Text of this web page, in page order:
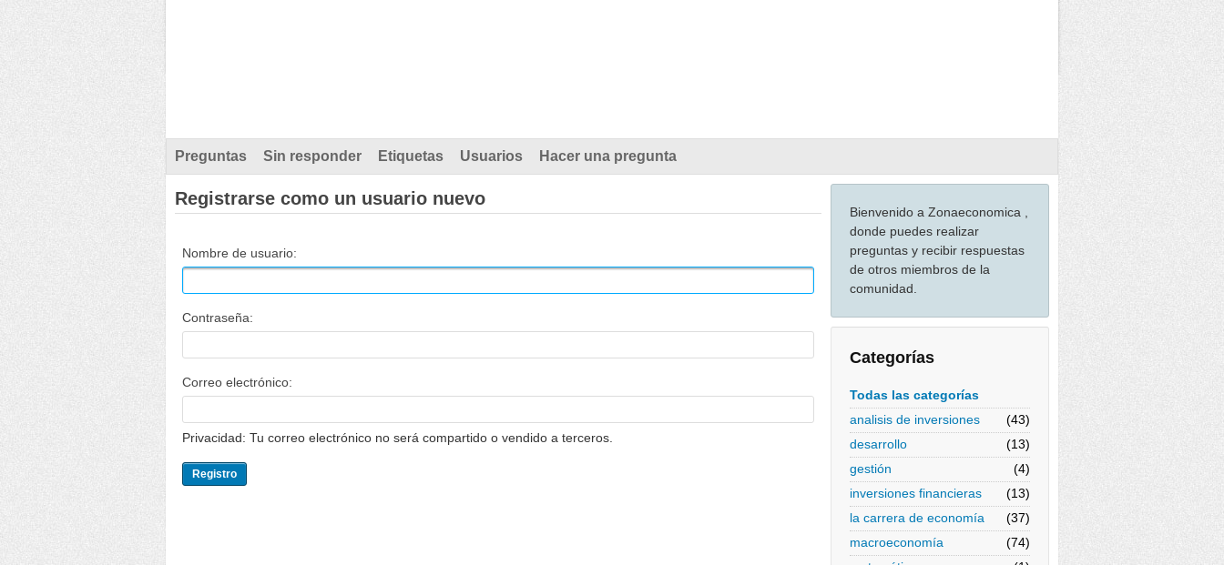
Preguntas Sin responder Etiquetas Usuarios Hacer una pregunta
Bienvenido a Zonaeconomica ,
donde puedes realizar
preguntas y recibir respuestas
de otros miembros de la
comunidad.
Categorías
Todas las categorías
analisis de inversiones
(43)
desarrollo
(13)
gestión
(4)
inversiones financieras
(13)
la carrera de economía
(37)
macroeconomía
(74)
Registrarse como un usuario nuevo
Nombre de usuario:
Contraseña:
Correo electrónico:
Privacidad: Tu correo electrónico no será compartido o vendido a terceros.